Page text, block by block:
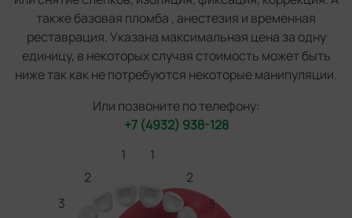
также базовая пломба , анестезия и временная
реставрация. Указана максимальная цена за одну
единицу, в некоторых случая стоимость может быть
ниже так как не потребуются некоторые манипуляции.
Или позвоните по телефону:
+7 (4932) 938-128
3
2
1
1
2
3